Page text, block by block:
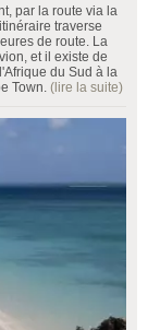
par la route via la
traverse
de route. La
et il existe de
du Sud à la
Town. (lire la suite)